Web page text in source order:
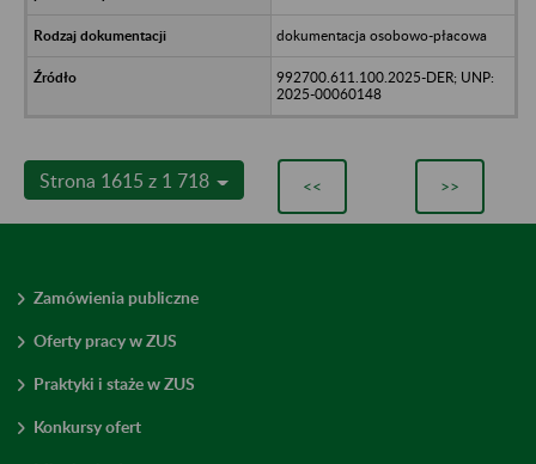
dokumentacja osobowo-płacowa
992700.611.100.2025-DER; UNP:
2025-00060148
Strona 1615 z 1 718 << >>
Zamówienia publiczne
Oferty pracy w ZUS
Praktyki i staże w ZUS
Konkursy ofert